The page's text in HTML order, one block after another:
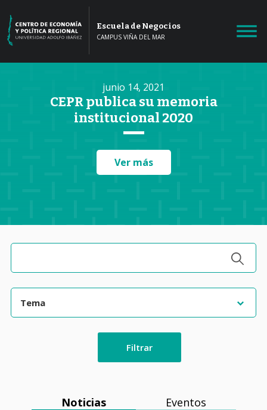
Escuela de Negocios
CAMPUS VIÑA DEL MAR
junio 14, 2021
CEPR publica su memoria
institucional 2020
Ver más
Filtrar
Noticias Eventos